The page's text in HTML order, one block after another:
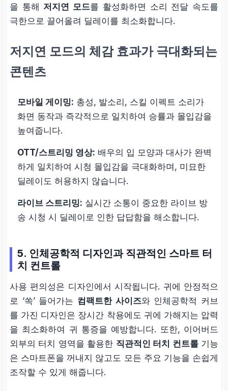
을 통해 저지연 모드를 활성화하면 소리 전달 속도를
극한으로 끌어올려 딜레이를 최소화합니다.
저지연 모드의 체감 효과가 극대화되는
콘텐츠
모바일 게이밍: 총성, 발소리, 스킬 이펙트 소리가
화면 동작과 즉각적으로 일치하여 승률과 몰입감을
높여줍니다.
OTT/스트리밍 영상: 배우의 입 모양과 대사가 완벽
하게 일치하여 시청 몰입감을 극대화하며, 미묘한
딜레이도 허용하지 않습니다.
라이브 스트리밍: 실시간 소통이 중요한 라이브 방
송 시청 시 딜레이로 인한 답답함을 해소합니다.
5. 인체공학적 디자인과 직관적인 스마트 터
치 컨트롤
사용 편의성은 디자인에서 시작됩니다. 귀에 안정적으
로 ‘쏙’ 들어가는 컴팩트한 사이즈와 인체공학적 커브
를 가진 디자인은 장시간 착용에도 귀에 가해지는 압력
을 최소화하여 귀 통증을 예방합니다. 또한, 이어버드
외부의 터치 영역을 활용한 직관적인 터치 컨트롤기능
은 스마트폰을 꺼내지 않고도 모든 주요 기능을 손쉽게
조작할 수 있게 해줍니다.